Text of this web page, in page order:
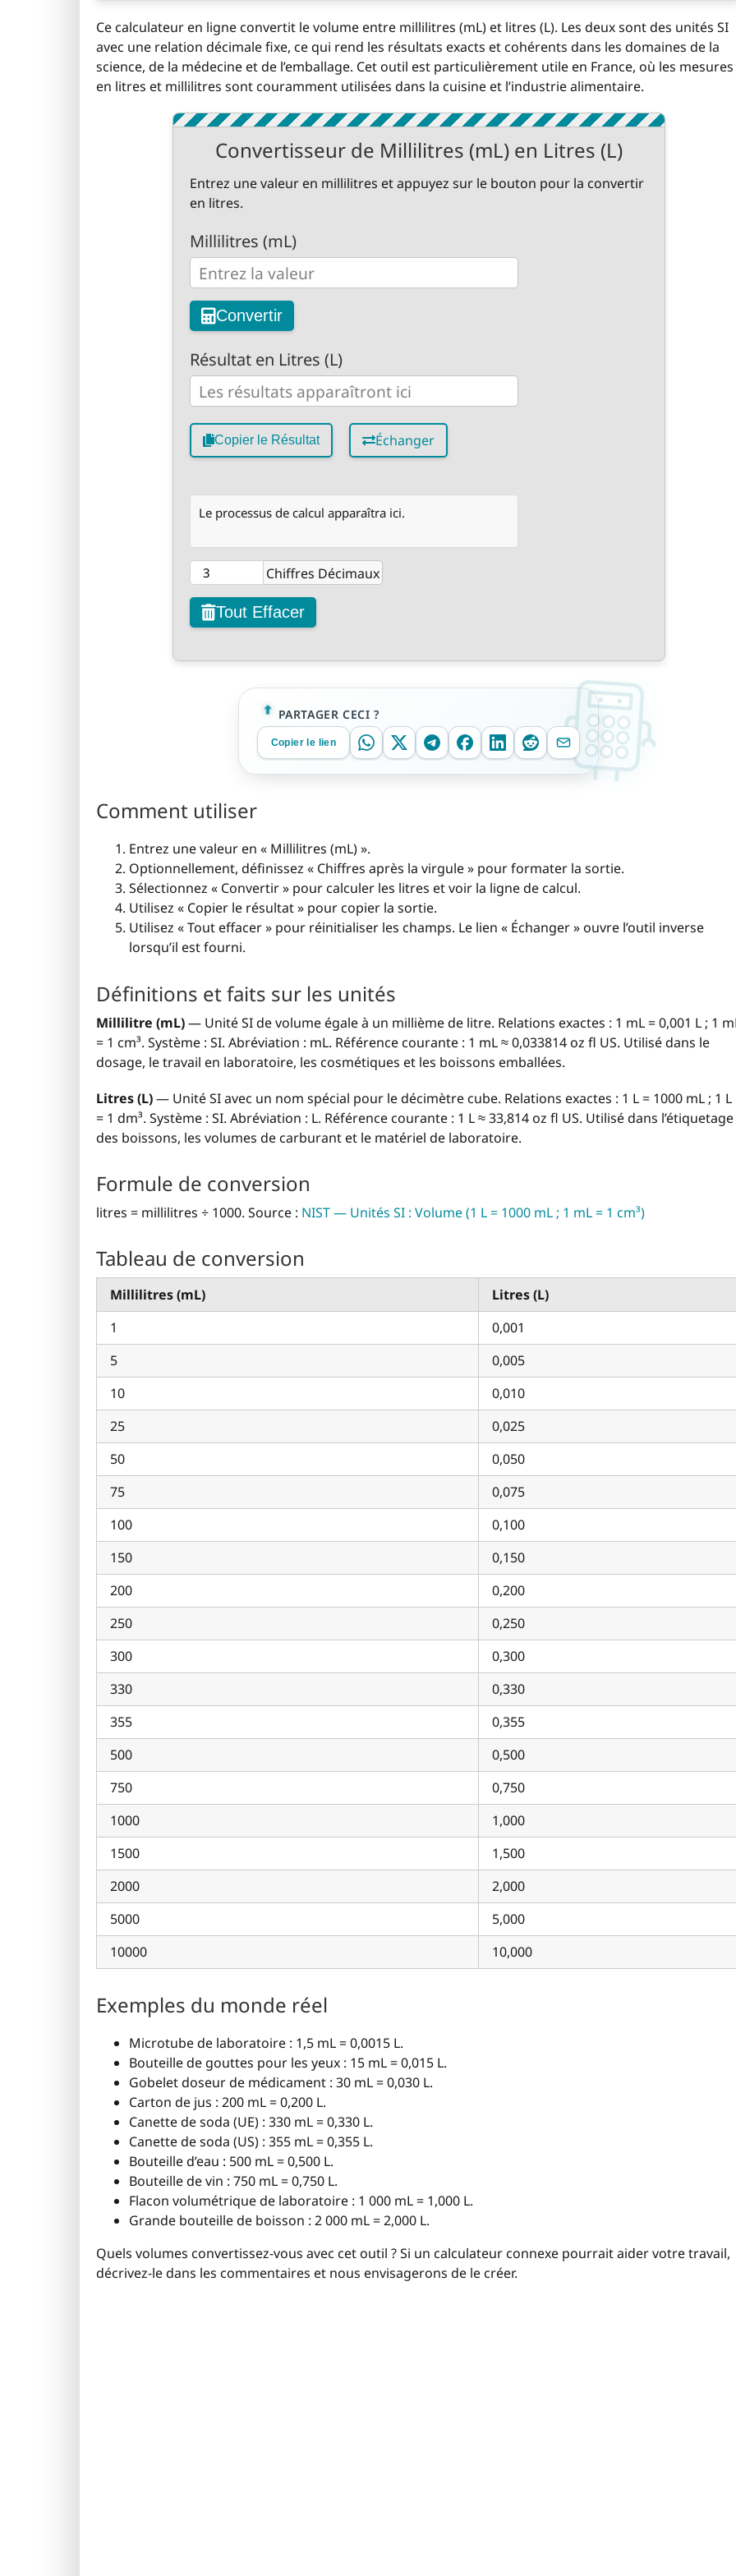
Ce calculateur en ligne convertit le volume entre millilitres (mL) et litres (L). Les deux sont des unités SI
avec une relation décimale fixe, ce qui rend les résultats exacts et cohérents dans les domaines de la
science, de la médecine et de l’emballage. Cet outil est particulièrement utile en France, où les mesures
en litres et millilitres sont couramment utilisées dans la cuisine et l’industrie alimentaire.
Convertisseur de Millilitres (mL) en Litres (L)
Entrez une valeur en millilitres et appuyez sur le bouton pour la convertir
en litres.
Millilitres (mL)
Convertir
Résultat en Litres (L)
Copier le Résultat Échanger
Le processus de calcul apparaîtra ici.
Chiffres Décimaux
Tout Effacer
PARTAGER CECI ?
Copier le lien
Comment utiliser
Entrez une valeur en « Millilitres (mL) ».
Optionnellement, définissez « Chiffres après la virgule » pour formater la sortie.
Sélectionnez « Convertir » pour calculer les litres et voir la ligne de calcul.
Utilisez « Copier le résultat » pour copier la sortie.
Utilisez « Tout effacer » pour réinitialiser les champs. Le lien « Échanger » ouvre l’outil inverse
lorsqu’il est fourni.
Définitions et faits sur les unités
Millilitre (mL)— Unité SI de volume égale à un millième de litre. Relations exactes : 1 mL = 0,001 L ; 1
= 1 cm³. Système : SI. Abréviation : mL. Référence courante : 1 mL ≈ 0,033814 oz fl US. Utilisé dans le
dosage, le travail en laboratoire, les cosmétiques et les boissons emballées.
Litres (L)— Unité SI avec un nom spécial pour le décimètre cube. Relations exactes : 1 L = 1000 mL ; 1 L
= 1 dm³. Système : SI. Abréviation : L. Référence courante : 1 L ≈ 33,814 oz fl US. Utilisé dans l’étiquetage
des boissons, les volumes de carburant et le matériel de laboratoire.
Formule de conversion
litres = millilitres ÷ 1000. Source : NIST — Unités SI : Volume (1 L = 1000 mL ; 1 mL = 1 cm³)
Tableau de conversion
Millilitres (mL)
Litres (L)
1
0,001
5
0,005
10
0,010
25
0,025
50
0,050
75
0,075
100
0,100
150
0,150
200
0,200
250
0,250
300
0,300
330
0,330
355
0,355
500
0,500
750
0,750
1000
1,000
1500
1,500
2000
2,000
5000
5,000
10000
10,000
Exemples du monde réel
Microtube de laboratoire : 1,5 mL = 0,0015 L.
Bouteille de gouttes pour les yeux : 15 mL = 0,015 L.
Gobelet doseur de médicament : 30 mL = 0,030 L.
Carton de jus : 200 mL = 0,200 L.
Canette de soda (UE) : 330 mL = 0,330 L.
Canette de soda (US) : 355 mL = 0,355 L.
Bouteille d’eau : 500 mL = 0,500 L.
Bouteille de vin : 750 mL = 0,750 L.
Flacon volumétrique de laboratoire : 1 000 mL = 1,000 L.
Grande bouteille de boisson : 2 000 mL = 2,000 L.
Quels volumes convertissez-vous avec cet outil ? Si un calculateur connexe pourrait aider votre travail,
décrivez-le dans les commentaires et nous envisagerons de le créer.